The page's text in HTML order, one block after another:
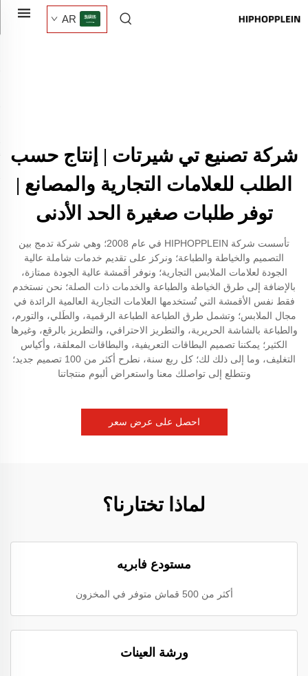
AR
شركة تصنيع تي شيرتات | إنتاج حسب
الطلب للعلامات التجارية والمصانع |
توفر طلبات صغيرة الحد الأدنى
تأسست شركة HIPHOPPLEIN في عام 2008؛ وهي شركة تدمج بين
التصميم والخياطة والطباعة؛ ونركز على تقديم خدمات شاملة عالية
الجودة لعلامات الملابس التجارية؛ ونوفر أقمشة عالية الجودة ممتازة،
بالإضافة إلى طرق الخياطة والطباعة والخدمات ذات الصلة؛ نحن نستخدم
فقط نفس الأقمشة التي تُستخدمها العلامات التجارية العالمية الرائدة في
مجال الملابس؛ وتشمل طرق الطباعة الطباعة الرقمية، والطَلي، والتورم،
والطباعة بالشاشة الحريرية، والتطريز الاحترافي، والتطريز بالرقع، وغيرها
الكثير؛ يمكننا تصميم البطاقات التعريفية، والبطاقات المعلقة، وأكياس
التغليف، وما إلى ذلك لك؛ كل ربع سنة، نطرح أكثر من 100 تصميم جديد؛
ونتطلع إلى تواصلك معنا واستعراض ألبوم منتجاتنا
احصل على عرض سعر
لماذا تختارنا؟
مستودع فابريه
أكثر من 500 قماش متوفر في المخزون
ورشة العينات